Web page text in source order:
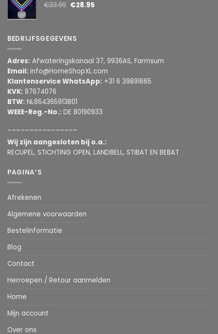
€33.99 €28.95
BEDRIJFSGEGEVENS
Adres: Afwateringskanaal 37, 9936AS, Farmsum
Email: info@HomeShopXL.com
Klantenservice WhatsApp: +31 6 39891665
KVK: 87674076
BTW: NL864365913B01
WEEE-Reg.-No.: DE 80190933
Wij zijn aangesloten bij o.a.:
RECUPEL, STICHTING OPEN, LANDBELL, STIBAT EN BEBAT
PAGINA’S
Afrekenen
Algemene voorwaarden
Bestelinformatie
Blog
Contact
Herroepen / Retour aanmelden
Home
Mijn account
Over ons